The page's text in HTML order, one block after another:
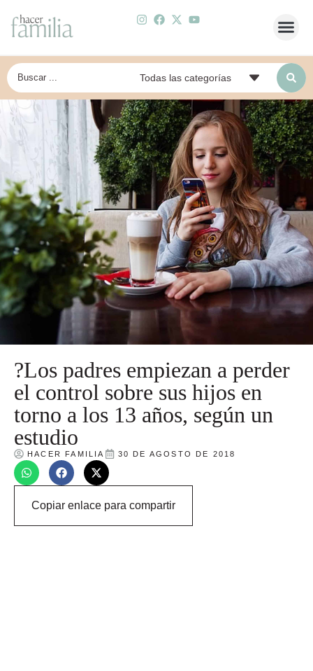
?Los padres empiezan a perder
el control sobre sus hijos en
torno a los 13 años, según un
estudio
HACER FAMILIA 30 DE AGOSTO DE 2018
Copiar enlace para compartir